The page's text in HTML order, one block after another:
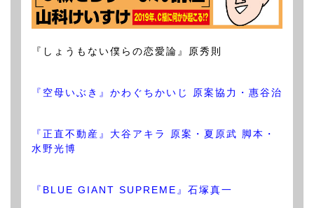
『しょうもない僕らの恋愛論』原秀則
『空母いぶき』かわぐちかいじ 原案協力・惠谷治
『正直不動産』大谷アキラ 原案・夏原武 脚本・
水野光博
『BLUE GIANT SUPREME』石塚真一